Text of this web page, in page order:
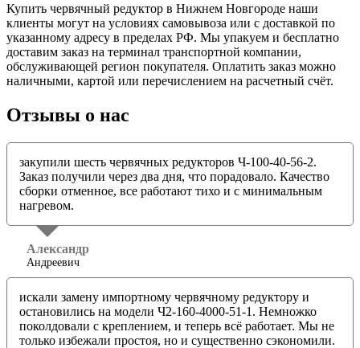
Купить червячный редуктор в Нижнем Новгороде наши
клиенты могут на условиях самовывоза или с доставкой по
указанному адресу в пределах РФ. Мы упакуем и бесплатно
доставим заказ на терминал транспортной компании,
обслуживающей регион покупателя. Оплатить заказ можно
наличными, картой или перечислением на расчетный счёт.
Отзывы о нас
закупили шесть червячных редукторов Ч-100-40-56-2.
Заказ получили через два дня, что порадовало. Качество
сборки отменное, все работают тихо и с минимальным
нагревом.
Александр
Андреевич
искали замену импортному червячному редуктору и
остановились на модели Ч2-160-4000-51-1. Немножко
поколдовали с креплением, и теперь всё работает. Мы не
только избежали простоя, но и существенно сэкономили.